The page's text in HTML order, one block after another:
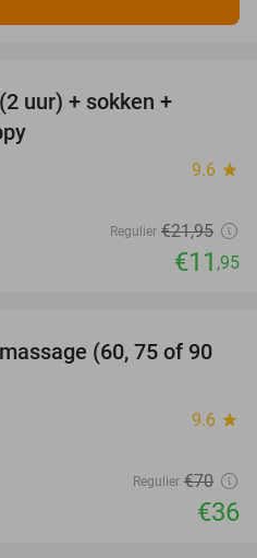
uur) + sokken +
9.6 star
Regulier €21,95
€11 ,95
49%
(60, 75 of 90
9.6 star
Regulier €70
€36